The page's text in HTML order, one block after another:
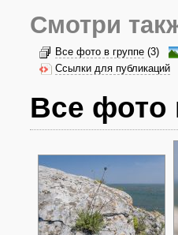
Смотри
Все фото в группе (3)
Ссылки для публикаций
Все фото